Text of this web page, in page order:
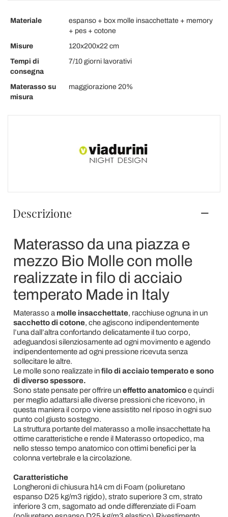
Materiale
espanso + box molle insacchettate + memory
+ pes + cotone
Misure
120x200x22 cm
Tempi di
consegna
7/10 giorni lavorativi
Materasso su
misura
maggiorazione 20%
Descrizione
Materasso da una piazza e
mezzo Bio Molle con molle
realizzate in filo di acciaio
temperato Made in Italy
Materasso a molle insacchettate, racchiuse ognuna in un
sacchetto di cotone, che agiscono indipendentemente
l’una dall’altra confortando delicatamente il tuo corpo,
adeguandosi silenziosamente ad ogni movimento e agendo
indipendentemente ad ogni pressione ricevuta senza
sollecitare le altre.
Le molle sono realizzate infilo di acciaio temperato e sono
di diverso spessore.
Sono state pensate per offrire uneffetto anatomicoe quindi
per meglio adattarsi alle diverse pressioni che ricevono, in
questa maniera il corpo viene assistito nel riposo in ogni suo
punto col giusto sostegno.
La struttura portante del materasso a molle insacchettate ha
ottime caratteristiche e rende il Materasso ortopedico, ma
nello stesso tempo anatomico con ottimi benefici per la
colonna vertebrale e la circolazione.
Caratteristiche
Longheroni di chiusura h14 cm di Foam (poliuretano
espanso D25 kg/m3 rigido), strato superiore 3 cm, strato
inferiore 3 cm, sagomato ad onde differenziate di Foam